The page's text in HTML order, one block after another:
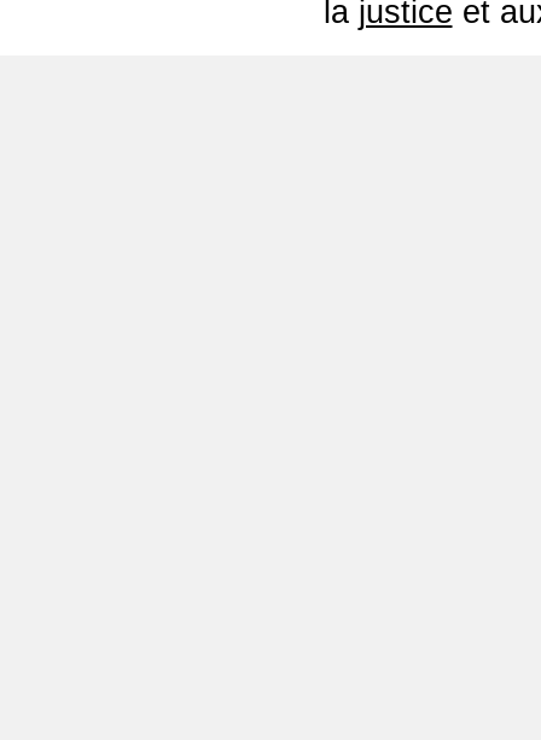
la justice et